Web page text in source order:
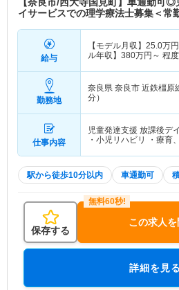
【奈良市/西大寺国見町】車通勤可
イサービスでの理学療法士募集＜常
給与
【モデル月収】 25.0万
ル年収】 380万円～ 程
勤務地
奈良県 奈良市 近鉄橿原
分）
仕事内容
児童発達支援 放課後デ
・小児リハビリ ・療育
駅から徒歩10分以内 車通勤可
保存する
この求人
詳細を見る